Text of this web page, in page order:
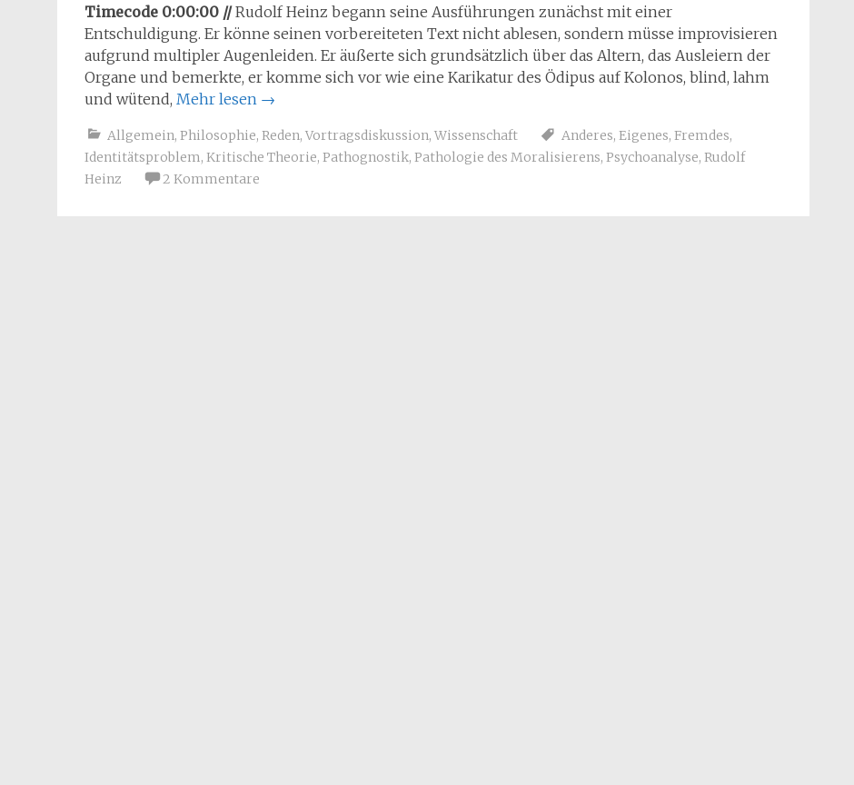
Timecode 0:00:00 //Rudolf Heinz begann seine Ausführungen zunächst mit einer
Entschuldigung. Er könne seinen vorbereiteten Text nicht ablesen, sondern müsse improvisieren
aufgrund multipler Augenleiden. Er äußerte sich grundsätzlich über das Altern, das Ausleiern der
Organe und bemerkte, er komme sich vor wie eine Karikatur des Ödipus auf Kolonos, blind, lahm
und wütend, Mehr lesen →
Allgemein, Philosophie, Reden, Vortragsdiskussion, Wissenschaft Anderes, Eigenes, Fremdes,
Identitätsproblem, Kritische Theorie, Pathognostik, Pathologie des Moralisierens, Psychoanalyse, Rudolf
Heinz
2 Kommentare